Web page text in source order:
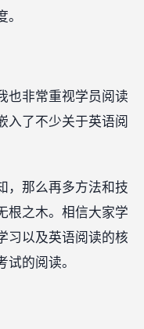
也非常重视学员阅读
入了不少关于英语阅
，那么再多方法和技
根之木。相信大家学
习以及英语阅读的核
的阅读。